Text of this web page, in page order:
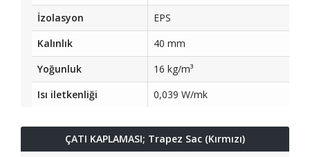
İzolasyon
EPS
Kalınlık
40 mm
Yoğunluk
16 kg/m³
Isı iletkenliği
0,039 W/mk
ÇATI KAPLAMASI; Trapez Sac (Kırmızı)